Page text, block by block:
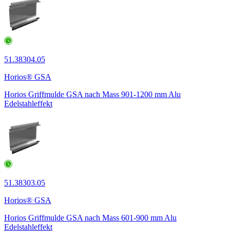
51.38304.05
Horios® GSA
Horios Griffmulde GSA nach Mass 901-1200 mm Alu
Edelstahleffekt
51.38303.05
Horios® GSA
Horios Griffmulde GSA nach Mass 601-900 mm Alu
Edelstahleffekt